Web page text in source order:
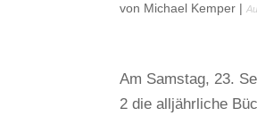
von Michael Kemper |
Am Samstag, 23.
2 die alljährliche